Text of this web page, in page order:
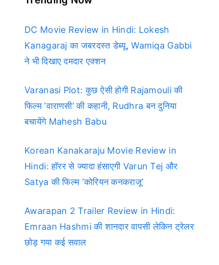
DC Movie Review in Hindi: Lokesh
Kanagaraj का जबरदस्त डेब्यू, Wamiqa Gabbi
ने भी दिखाए दमदार एक्शन
Varanasi Plot: कुछ ऐसी होगी Rajamouli की
फिल्म ‘वाराणसी’ की कहानी, Rudhra बन दुनिया
बचायेंगे Mahesh Babu
Korean Kanakaraju Movie Review in
Hindi: हॉरर से ज्यादा हंसाएगी Varun Tej और
Satya की फिल्म ‘कोरियन कनकराजू’
Awarapan 2 Trailer Review in Hindi:
Emraan Hashmi की शानदार वापसी लेकिन ट्रेलर
छोड़ गया कई सवाल